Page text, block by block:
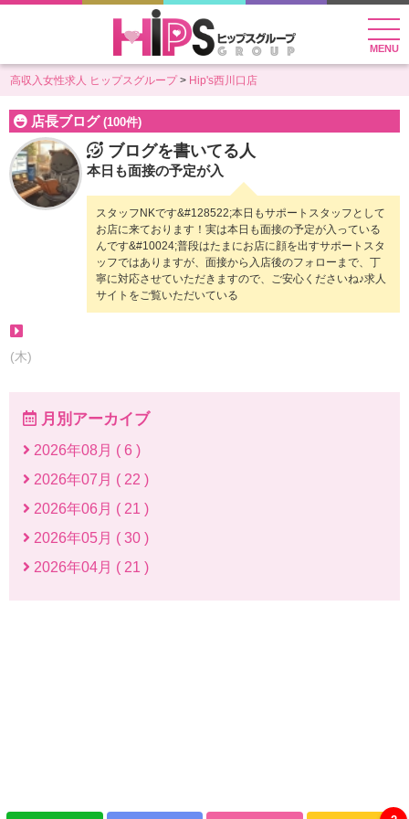
MENU
高収入女性求人 ヒップスグループ Hip's西川口店
店長ブログ (100件)
ブログを書いてる人
本日も面接の予定が入
スタッフNKです&#128522;本日もサポートスタッフとして
お店に来ております！実は本日も面接の予定が入っている
んです&#10024;普段はたまにお店に顔を出すサポートスタ
ッフではありますが、面接から入店後のフォローまで、丁
寧に対応させていただきますので、ご安心くださいね♪求人
サイトをご覧いただいている
(木)
月別アーカイブ
2026年08月 ( 6 )
2026年07月 ( 22 )
2026年06月 ( 21 )
2026年05月 ( 30 )
2026年04月 ( 21 )